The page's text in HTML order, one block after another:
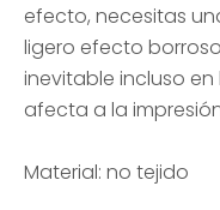
efecto, necesitas
ligero efecto
inevitable incluso
afecta a la
Material: no tejido